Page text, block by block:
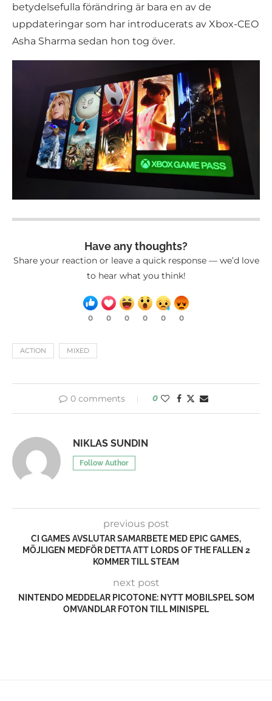
betydelsefulla förändring är bara en av de
uppdateringar som har introducerats av Xbox-CEO
Asha Sharma sedan hon tog över.
Have any thoughts?
Share your reaction or leave a quick response — we’d love
to hear what you think!
0 0 0 0 0 0
ACTION MIXED
0 comments 0
NIKLAS SUNDIN
Follow Author
previous post
CI GAMES AVSLUTAR SAMARBETE MED EPIC GAMES,
MÖJLIGEN MEDFÖR DETTA ATT LORDS OF THE FALLEN 2
KOMMER TILL STEAM
next post
NINTENDO MEDDELAR PICOTONE: NYTT MOBILSPEL SOM
OMVANDLAR FOTON TILL MINISPEL